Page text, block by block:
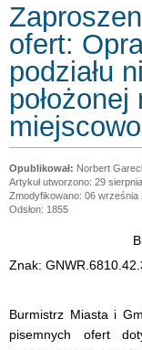
ofert:
podziału
Norbert
Artykuł utworzono: 29
Zmodyfikowano: 06 września
Odsłon: 1855
Znak:
Burmistrz Miasta i
pisemnych ofert